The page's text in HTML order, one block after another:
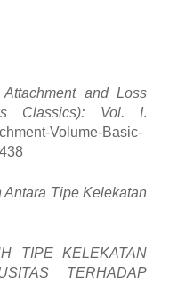
Attachment and Loss
Classics): Vol. I.
Volume-Basic-
Antara Tipe Kelekatan
TIPE KELEKATAN
TERHADAP